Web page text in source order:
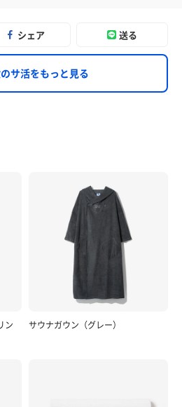
シェア 送る
サ活をもっと見る
ン
サウナガウン（グレー）